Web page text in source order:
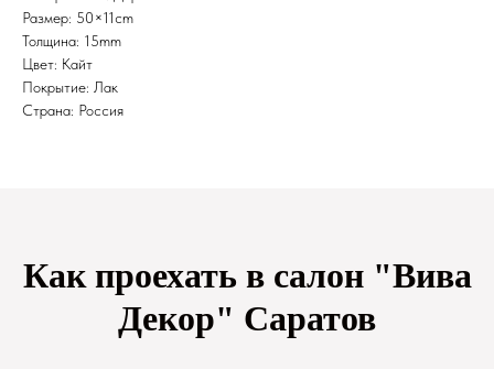
Размер: 50×11cm
Толщина: 15mm
Цвет: Кайт
Покрытие: Лак
Страна: Россия
Как проехать в салон "Вива
Декор" Саратов